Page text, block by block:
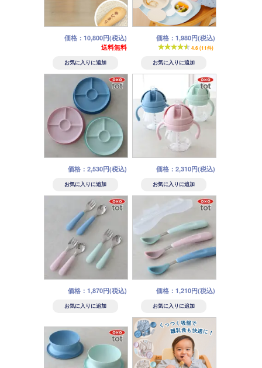
価格：10,800円(税込)
送料無料
価格：1,980円(税込)
4.6 (11件)
価格：2,530円(税込) 価格：2,310円(税込)
価格：1,870円(税込) 価格：1,210円(税込)